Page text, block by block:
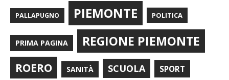
PALLAPUGNO PIEMONTE POLITICA
PRIMA PAGINA REGIONE PIEMONTE
ROERO SANITÀ SCUOLA SPORT